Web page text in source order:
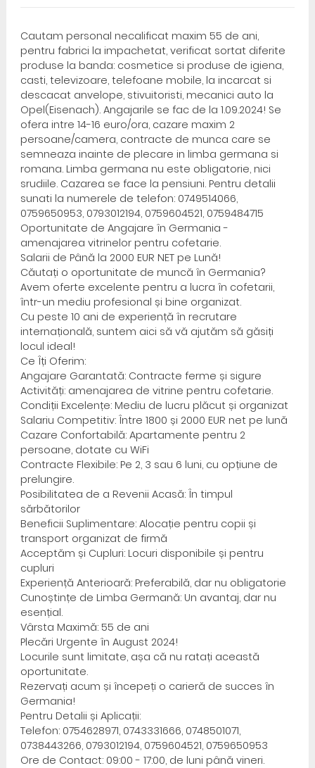
Cautam personal necalificat maxim 55 de ani,
pentru fabrici la impachetat, verificat sortat diferite
produse la banda: cosmetice si produse de igiena,
casti, televizoare, telefoane mobile, la incarcat si
descacat anvelope, stivuitoristi, mecanici auto la
Opel(Eisenach). Angajarile se fac de la 1.09.2024! Se
ofera intre 14-16 euro/ora, cazare maxim 2
persoane/camera, contracte de munca care se
semneaza inainte de plecare in limba germana si
romana. Limba germana nu este obligatorie, nici
srudiile. Cazarea se face la pensiuni. Pentru detalii
sunati la numerele de telefon: 0749514066,
0759650953, 0793012194, 0759604521, 0759484715
Oportunitate de Angajare în Germania -
amenajarea vitrinelor pentru cofetarie.
Salarii de Până la 2000 EUR NET pe Lună!
Căutați o oportunitate de muncă în Germania?
Avem oferte excelente pentru a lucra în cofetarii,
într-un mediu profesional și bine organizat.
Cu peste 10 ani de experiență în recrutare
internațională, suntem aici să vă ajutăm să găsiți
locul ideal!
Ce Îți Oferim:
Angajare Garantată: Contracte ferme și sigure
Activități: amenajarea de vitrine pentru cofetarie.
Condiții Excelențe: Mediu de lucru plăcut și organizat
Salariu Competitiv: Între 1800 și 2000 EUR net pe lună
Cazare Confortabilă: Apartamente pentru 2
persoane, dotate cu WiFi
Contracte Flexibile: Pe 2, 3 sau 6 luni, cu opțiune de
prelungire.
Posibilitatea de a Revenii Acasă: În timpul
sărbătorilor
Beneficii Suplimentare: Alocație pentru copii și
transport organizat de firmă
Acceptăm și Cupluri: Locuri disponibile și pentru
cupluri
Experiență Anterioară: Preferabilă, dar nu obligatorie
Cunoștințe de Limba Germană: Un avantaj, dar nu
esențial.
Vârsta Maximă: 55 de ani
Plecări Urgente în August 2024!
Locurile sunt limitate, așa că nu ratați această
oportunitate.
Rezervați acum și începeți o carieră de succes în
Germania!
Pentru Detalii și Aplicații:
Telefon: 0754628971, 0743331666, 0748501071,
0738443266, 0793012194, 0759604521, 0759650953
Ore de Contact: 09:00 - 17:00, de luni până vineri.